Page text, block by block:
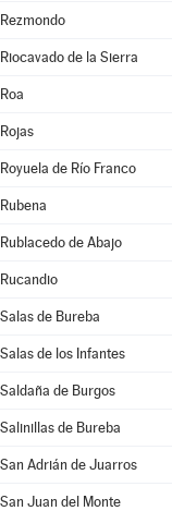
Rezmondo
Riocavado de la Sierra
Roa
Rojas
Royuela de Río Franco
Rubena
Rublacedo de Abajo
Rucandio
Salas de Bureba
Salas de los Infantes
Saldaña de Burgos
Salinillas de Bureba
San Adrián de Juarros
San Juan del Monte